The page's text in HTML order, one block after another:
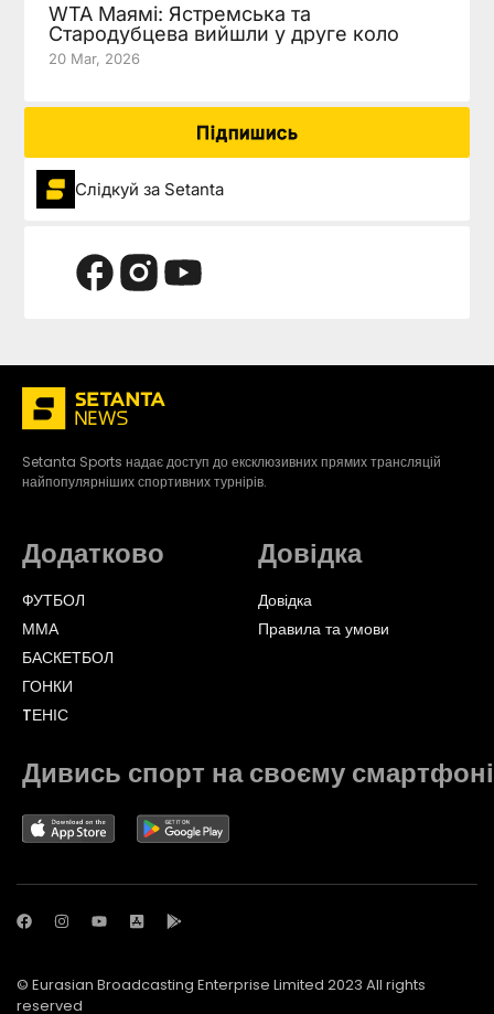
WTA Маямі: Ястремська та
Стародубцева вийшли у друге коло
20 Mar, 2026
Підпишись
Слідкуй за Setanta
Setanta Sports надає доступ до ексклюзивних прямих трансляцій
найпопулярніших спортивних турнірів.
Додатково
ФУТБОЛ
ММА
БАСКЕТБОЛ
ГОНКИ
TЕНІС
Довідка
Довідка
Правила та умови
Дивись спорт на своєму смартфоні
© Eurasian Broadcasting Enterprise Limited 2023 All rights
reserved